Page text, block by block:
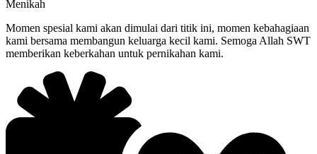
Menikah
Momen spesial kami akan dimulai dari titik ini, momen kebahagiaan
kami bersama membangun keluarga kecil kami. Semoga Allah SWT
memberikan keberkahan untuk pernikahan kami.